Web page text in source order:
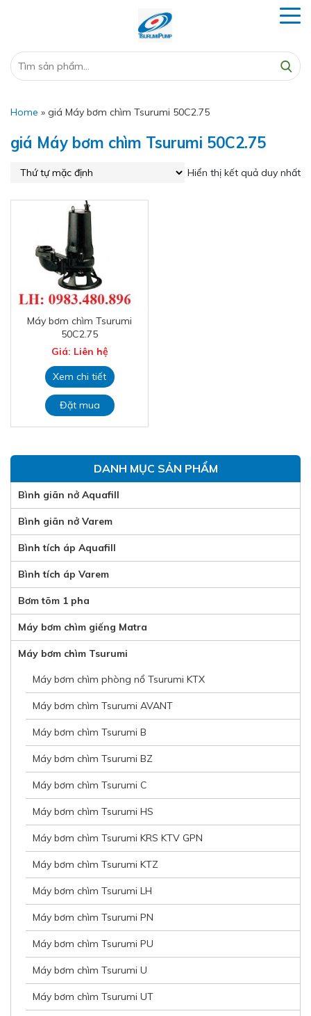
Home » giá Máy bơm chìm Tsurumi 50C2.75
giá Máy bơm chìm Tsurumi 50C2.75
Hiển thị kết quả duy nhất
Máy bơm chìm Tsurumi
50C2.75
Giá: Liên hệ
Xem chi tiết
Đặt mua
DANH MỤC SẢN PHẨM
Bình giãn nở Aquafill
Bình giãn nở Varem
Bình tích áp Aquafill
Bình tích áp Varem
Bơm tõm 1 pha
Máy bơm chìm giếng Matra
Máy bơm chìm Tsurumi
Máy bơm chìm phòng nổ Tsurumi KTX
Máy bơm chìm Tsurumi AVANT
Máy bơm chìm Tsurumi B
Máy bơm chìm Tsurumi BZ
Máy bơm chìm Tsurumi C
Máy bơm chìm Tsurumi HS
Máy bơm chìm Tsurumi KRS KTV GPN
Máy bơm chìm Tsurumi KTZ
Máy bơm chìm Tsurumi LH
Máy bơm chìm Tsurumi PN
Máy bơm chìm Tsurumi PU
Máy bơm chìm Tsurumi U
Máy bơm chìm Tsurumi UT